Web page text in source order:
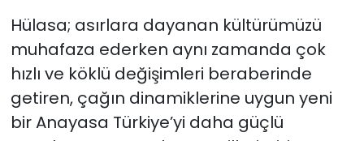
Hülasa; asırlara dayanan kültürümüzü
muhafaza ederken aynı zamanda çok
hızlı ve köklü değişimleri beraberinde
getiren, çağın dinamiklerine uygun yeni
bir Anayasa Türkiye’yi daha güçlü